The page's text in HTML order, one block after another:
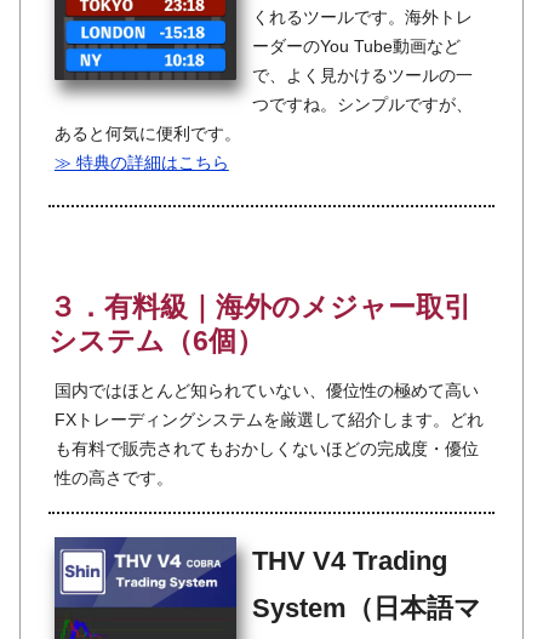
くれるツールです。海外トレ
ーダーのYou Tube動画など
で、よく見かけるツールの一
つですね。シンプルですが、
あると何気に便利です。
≫ 特典の詳細はこちら
３．有料級｜海外のメジャー取引
システム（6個）
国内ではほとんど知られていない、優位性の極めて高い
FXトレーディングシステムを厳選して紹介します。どれ
も有料で販売されてもおかしくないほどの完成度・優位
性の高さです。
THV V4 Trading
System（日本語マ